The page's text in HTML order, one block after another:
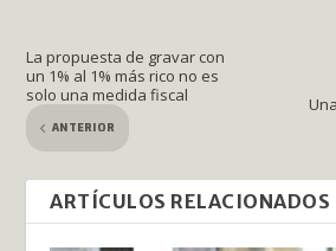
La propuesta de gravar con
un 1% al 1% más rico no es
solo una medida fiscal
ANTERIOR
ARTÍCULOS RELACIONADOS